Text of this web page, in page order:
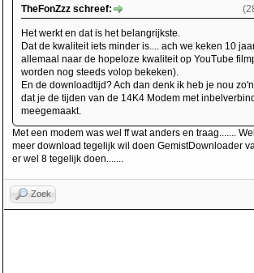
TheFonZzz schreef:
Het werkt en dat is het belangrijkste.
Dat de kwaliteit iets minder is.... ach we keken 10
allemaal naar de hopeloze kwaliteit op YouTube
worden nog steeds volop bekeken).
En de downloadtijd? Ach dan denk ik heb je nou
dat je de tijden van de 14K4 Modem met
meegemaakt.
Met een modem was wel ff wat anders en traag.......
meer download tegelijk wil doen GemistDownloader
er wel 8 tegelijk doen.......
Zoek